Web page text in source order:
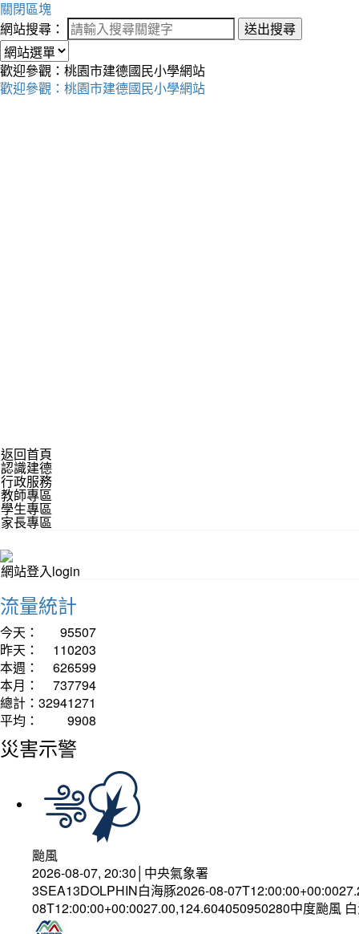
關閉區塊
網站搜尋：
送出搜尋
歡迎參觀：桃園市建德國民小學網站
歡迎參觀：桃園市建德國民小學網站
返回首頁
認識建德
行政服務
教師專區
學生專區
家長專區
網站登入login
流量統計
今天：
95507
昨天：
110203
本週：
626599
本月：
737794
總計： 32941271
平均：
9908
災害示警
颱風
2026-08-07, 20:30│中央氣象署
3SEA13DOLPHIN白海豚2026-08-
08T12:00:00+00:0027.00,124.604050950280中度颱風